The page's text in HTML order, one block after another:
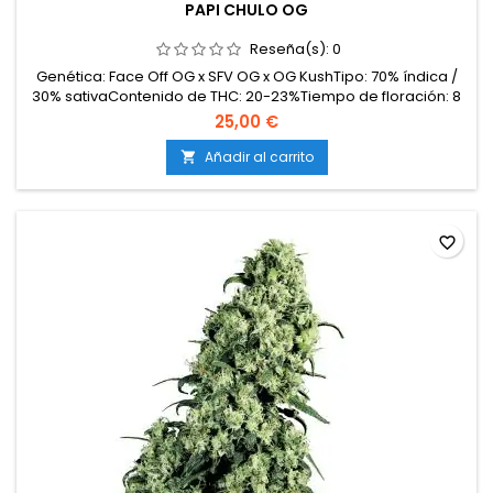
PAPI CHULO OG
Reseña(s): 0
Genética: Face Off OG x SFV OG x OG KushTipo: 70% índica /
30% sativaContenido de THC: 20-23%Tiempo de floración: 8
semanas en interiorCosecha en exterior: Finales de
septiembre – principios de octubreProducción en
interior: hasta 500 g/m²Producción en exterior: más de 600
g/plantaAltura: 90-130 cm en interior; hasta 200 cm en...
25,00 €
 Añadir al carrito
favorite_border